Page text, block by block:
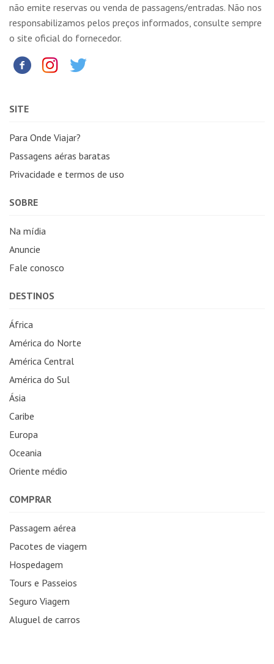
não emite reservas ou venda de passagens/entradas. Não nos
responsabilizamos pelos preços informados, consulte sempre
o site oficial do fornecedor.
SITE
Para Onde Viajar?
Passagens aéras baratas
Privacidade e termos de uso
SOBRE
Na mídia
Anuncie
Fale conosco
DESTINOS
África
América do Norte
América Central
América do Sul
Ásia
Caribe
Europa
Oceania
Oriente médio
COMPRAR
Passagem aérea
Pacotes de viagem
Hospedagem
Tours e Passeios
Seguro Viagem
Aluguel de carros